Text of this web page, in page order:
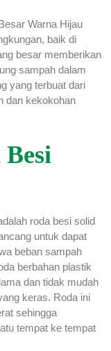
Warna Hijau
baik di
besar memberikan
sampah dalam
yang terbuat dari
dan kekokohan
roda besi solid
untuk dapat
beban sampah
berbahan plastik
dan tidak mudah
keras. Roda ini
sehingga
tempat ke tempat